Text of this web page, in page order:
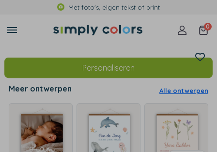
Met foto's, eigen tekst of print
0
Personaliseren
Meer ontwerpen Alle ontwerpen